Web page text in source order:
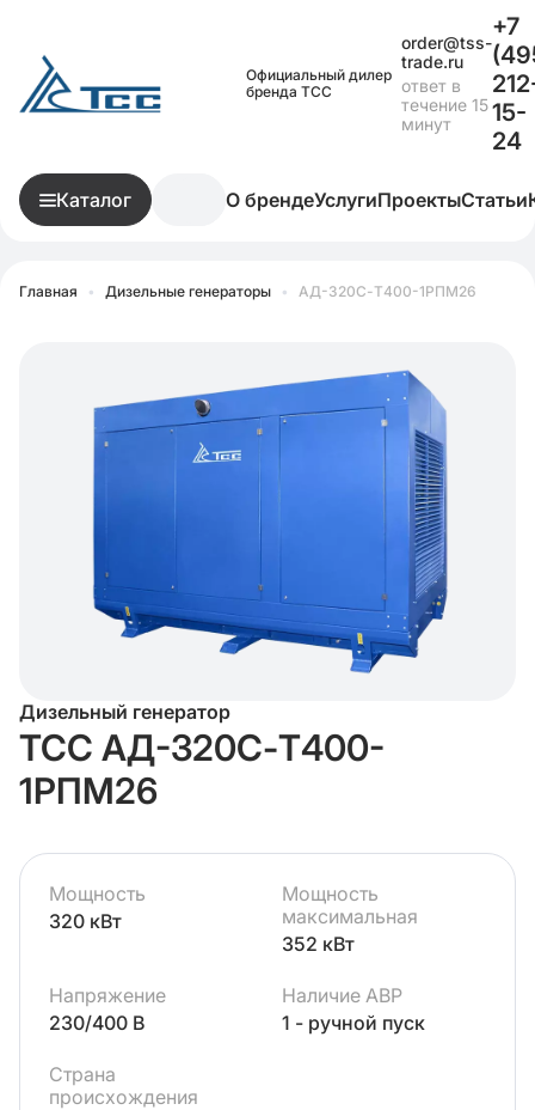
Официальный дилер
бренда ТСС
order@tss-
trade.ru
ответ в
течение 15
минут
+7
15-
24
Каталог О брендеУслугиПроектыСтатьи
Главная • Дизельные генераторы • АД-320С-Т400-1РПМ26
Дизельный генератор
ТСС АД-320С-Т400-
1РПМ26
Мощность
320 кВт
Мощность
максимальная
352 кВт
Напряжение
230/400 В
Наличие АВР
1 - ручной пуск
Страна
происхождения